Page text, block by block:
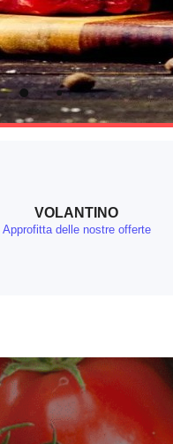
VOLANTINO
Approfitta delle nostre offerte